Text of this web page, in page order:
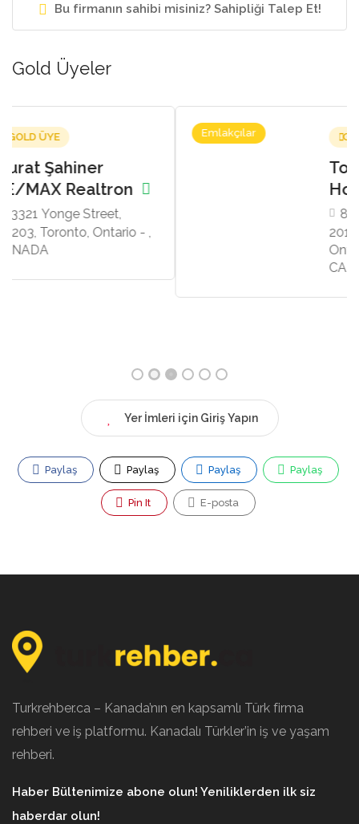
Bu firmanın sahibi misiniz? Sahipliği Talep Et!
Gold Üyeler
Emlakçılar GOLD ÜYE
Yer İmleri için Giriş Yapın
Paylaş Paylaş Paylaş Paylaş
Pin It E-posta
Turkrehber.ca – Kanada’nın en kapsamlı Türk firma
rehberi ve iş platformu. Kanadalı Türkler’in iş ve yaşam
rehberi.
Haber Bültenimize abone olun! Yeniliklerden ilk siz
haberdar olun!